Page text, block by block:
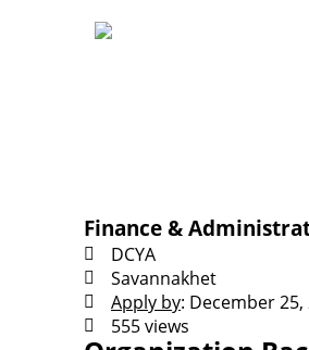
Finance &
DCYA
Savannakhet
Apply by: December 25,
555 views